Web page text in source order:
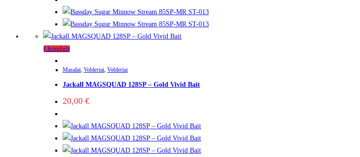
14,90 €.13,90 €.
Į krepšelį
Masalai, Vobleriai, Vobleriai
Jackall MAGSQUAD 128SP – Gold Vivid Bait
20,00 €